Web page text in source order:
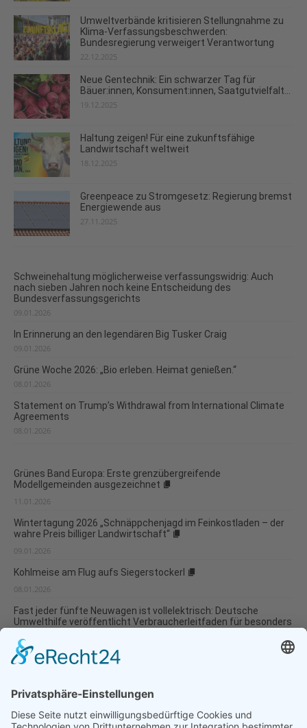
Umweltverbände kritisieren Stellungnahme zu
Klima-Verfassungsbeschwerden:
Bundesregierung verweigert Verantwortung
22.12.2025
Neue Gentechnik: Ein schwarzer Tag für
Bäuer:innen, Konsument:innen, Saatgutvielfalt...
19.12.2025
Haltung zeigen! Für eine zukunftsfähige
Landwirtschaft weltweit
18.12.2025
Greenpeace zu Stromgesetz: Regierung bremst
Energiewende aus
27.11.2025
Schweinehaltung möglicherweise verfassungswidrig: Auch
nach sieben Jahren noch keine Entscheidung des
Bundesverfassungsgerichts
09.01.2026
In Erinnerung an den legendären Big Tusker Craig
09.01.2026
Grüne Woche 2026: „Bio erleben. Heimat genießen.“
08.01.2026
Statement on Trump’s Withdrawal from International Climate
Agreements
08.01.2026
Grünes Band Europa: Erste grenzübergreifende
Modellgemeinden ausgezeichnet
11.01.2026
Wintertagung 2026 „Schnäppchenjagd im Feinkostladen – der
wahre Preis billiger Landwirtschaft“
09.01.2026
Kohlmeise am Flug aufs Siegerstockerl
08.01.2026
Fast jeder fünfte Neuwagen ist vollelektrisch: Deutsche
Umwelthilfe veröffentlicht Verbraucherleitfaden für besonders
07.01.2026